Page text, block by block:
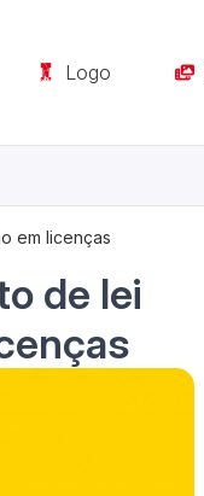
Logo
em licenças
de lei